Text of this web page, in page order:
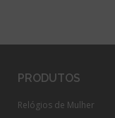
PRODUTOS
Relógios de Mulher